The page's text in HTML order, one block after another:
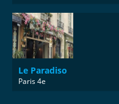
Le Paradiso
Paris 4e